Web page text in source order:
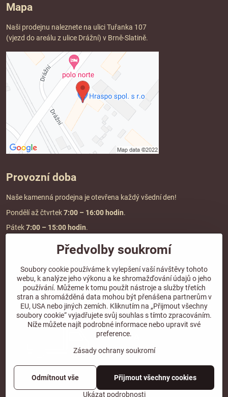
Mapa
Naši prodejnu naleznete na ulici Tuřanka 107
(vjezd do areálu z ulice Drážní) v Brně-Slatině.
Provozní doba
Naše kamenná prodejna je otevřena každý všední den!
Pondělí až čtvrtek7:00 – 16:00 hodin.
Pátek7:00 – 15:00 hodin.
Doprava a platba
DOPRAVA ZDARMA
při objednávce nad2000 Kč vč. DPH.
*Nevztahuje se na paletovou přepravu.
©2026CopyrightPředvolby soukromíZásady ochrany soukromí
Předvolby soukromí
Soubory cookie používáme k vylepšení vaší návštěvy tohoto
webu, k analýze jeho výkonu a ke shromažďování údajů o jeho
používání. Můžeme k tomu použít nástroje a služby třetích
stran a shromážděná data mohou být přenášena partnerům v
EU, USA nebo jiných zemích. Kliknutím na „Přijmout všechny
soubory cookie“ vyjadřujete svůj souhlas s tímto zpracováním.
Níže můžete najít podrobné informace nebo upravit své
preference.
Zásady ochrany soukromí
Ukázat podrobnosti
Přijmout všechny cookies
Odmítnout vše